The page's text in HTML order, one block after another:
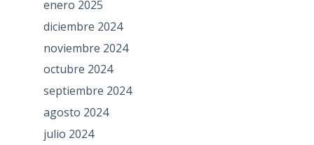
enero 2025
diciembre 2024
noviembre 2024
octubre 2024
septiembre 2024
agosto 2024
julio 2024